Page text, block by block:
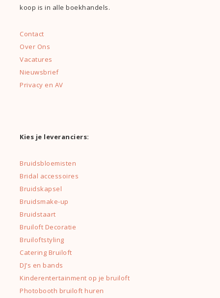
koop is in alle boekhandels.
Contact
Over Ons
Vacatures
Nieuwsbrief
Privacy en AV
Kies je leveranciers:
Bruidsbloemisten
Bridal accessoires
Bruidskapsel
Bruidsmake-up
Bruidstaart
Bruiloft Decoratie
Bruiloftstyling
Catering Bruiloft
DJ’s en bands
Kinderentertainment op je bruiloft
Photobooth bruiloft huren